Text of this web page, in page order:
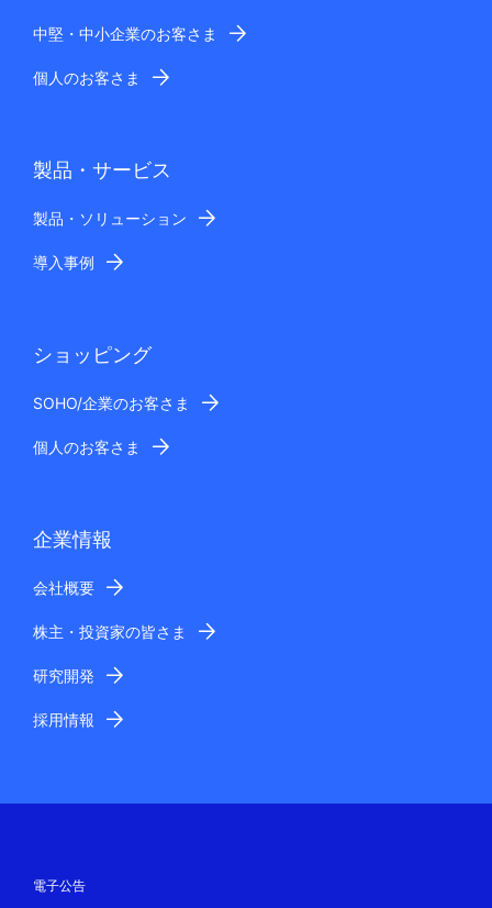
中堅・中小企業のお客さま
個人のお客さま
製品・サービス
製品・ソリューション
導入事例
ショッピング
SOHO/企業のお客さま
個人のお客さま
企業情報
会社概要
株主・投資家の皆さま
研究開発
採用情報
電子公告